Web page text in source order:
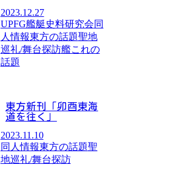
2023.12.27
UPFG艦艇史料研究会同
人情報東方の話題聖地
巡礼/舞台探訪艦これの
話題
東方新刊「卯酉東海
道を往く」
2023.11.10
同人情報東方の話題聖
地巡礼/舞台探訪